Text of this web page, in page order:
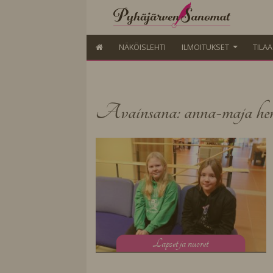
NÄKÖISLEHTI ILMOITUKSET TILAA
Avainsana: anna-maja
Lapset ja nuoret